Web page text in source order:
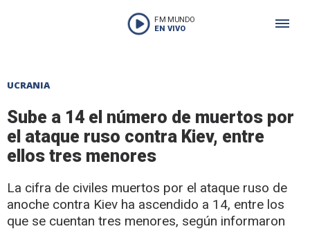
FM MUNDO
EN VIVO
UCRANIA
Sube a 14 el número de muertos por
el ataque ruso contra Kiev, entre
ellos tres menores
La cifra de civiles muertos por el ataque ruso de
anoche contra Kiev ha ascendido a 14, entre los
que se cuentan tres menores, según informaron